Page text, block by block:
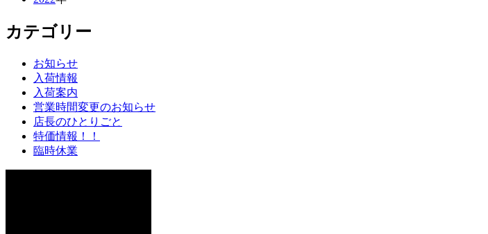
カテゴリー
お知らせ
入荷情報
入荷案内
営業時間変更のお知らせ
店長のひとりごと
特価情報！！
臨時休業